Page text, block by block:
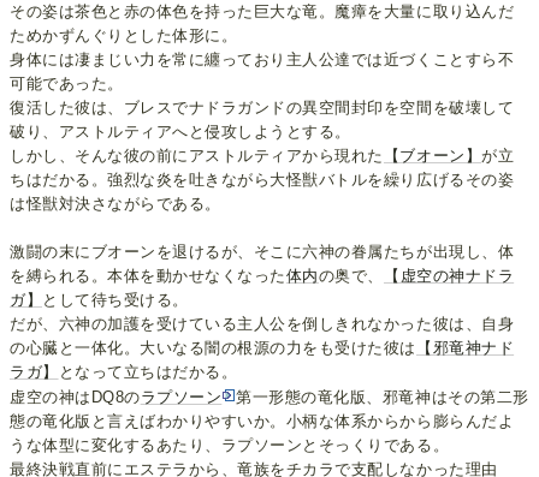
その姿は茶色と赤の体色を持った巨大な竜。魔瘴を大量に取り込んだ
ためかずんぐりとした体形に。
身体には凄まじい力を常に纏っており主人公達では近づくことすら不
可能であった。
復活した彼は、ブレスでナドラガンドの異空間封印を空間を破壊して
破り、アストルティアへと侵攻しようとする。
しかし、そんな彼の前にアストルティアから現れた
【ブオーン】が立
ちはだかる。強烈な炎を吐きながら大怪獣バトルを繰り広げるその姿
は怪獣対決さながらである。
激闘の末にブオーンを退けるが、そこに六神の眷属たちが出現し、体
を縛られる。本体を動かせなくなった体内の奥で、
【虚空の神ナドラ
ガ】
として待ち受ける。
だが、六神の加護を受けている主人公を倒しきれなかった彼は、自身
の心臓と一体化。大いなる闇の根源の力をも受けた彼は
【邪竜神ナド
ラガ】
となって立ちはだかる。
虚空の神はDQ8のラプソーン
第一形態の竜化版、邪竜神はその第二形
態の竜化版と言えばわかりやすいか。小柄な体系からから膨らんだよ
うな体型に変化するあたり、ラプソーンとそっくりである。
最終決戦直前にエステラから、竜族をチカラで支配しなかった理由